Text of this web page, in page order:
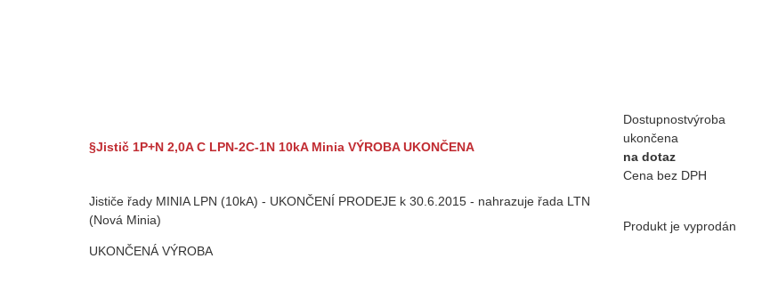
§Jistič 1P+N 2,0A C LPN-2C-1N 10kA Minia VÝROBA UKONČENA
Dostupnostvýroba
ukončena
na dotaz
Cena bez DPH
Jističe řady MINIA LPN (10kA) - UKONČENÍ PRODEJE k 30.6.2015 - nahrazuje řada LTN
(Nová Minia)
UKONČENÁ VÝROBA
Produkt je vyprodán